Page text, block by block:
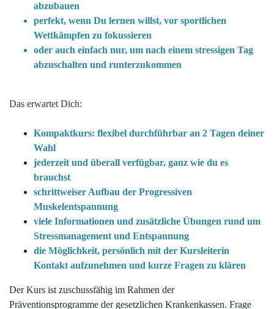
abzubauen
perfekt, wenn Du lernen willst, vor sportlichen
Wettkämpfen zu fokussieren
oder auch einfach nur, um nach einem stressigen Tag
abzuschalten und runterzukommen
Das erwartet Dich:
Kompaktkurs: flexibel durchführbar an 2 Tagen deiner
Wahl
jederzeit und überall verfügbar, ganz wie du es
brauchst
schrittweiser Aufbau der Progressiven
Muskelentspannung
viele Informationen und zusätzliche Übungen rund um
Stressmanagement und Entspannung
die Möglichkeit, persönlich mit der Kursleiterin
Kontakt aufzunehmen und kurze Fragen zu klären
Der Kurs ist zuschussfähig im Rahmen der
Präventionsprogramme der gesetzlichen Krankenkassen. Frage